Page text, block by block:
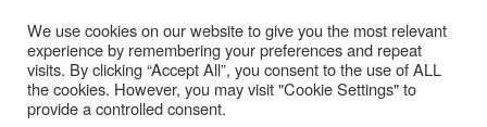
We use cookies on our website to give you the most relevant
experience by remembering your preferences and repeat
visits. By clicking “Accept All”, you consent to the use of ALL
the cookies. However, you may visit "Cookie Settings" to
provide a controlled consent.Inscreva-se em nosso canal do Youtube